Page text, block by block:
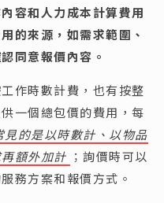
容和人力成本計算費用
的來源，如需求範圍、
同意報價內容。
作時數計費，也有按整
一個總包價的費用，每
見的是以時數計、以物品
額外加計 ；詢價時可以
務方案和報價方式。